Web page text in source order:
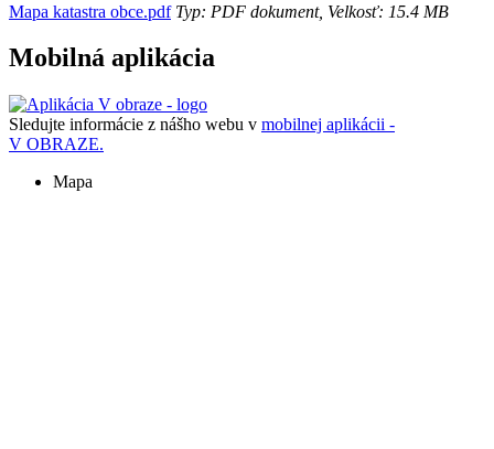
Mapa katastra obce.pdfTyp: PDF dokument, Velkosť: 15.4 MB
Mobilná aplikácia
Sledujte informácie z nášho webu v mobilnej aplikácii -
V OBRAZE.
Mapa